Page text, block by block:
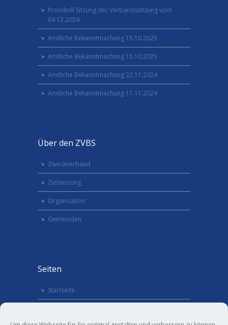
Protokoll Sitzung der Verbandssitzung vom
04.12.2024
Amtliche Bekanntmachung 15.10.2025
Amtliche Bekanntmachung 15.10.2025
Amtliche Bekanntmachung 22.11.2024
Amtliche Bekanntmachung 11.11.2024
Über den ZVBS
Zweckverband
Zielsetzung
Organisation
Gemeinden
Seiten
Startseite